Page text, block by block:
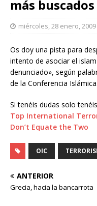
más
miércoles, 28 enero, 2009
Os doy una pista para
intento de asociar el
denunciado», según
de la Conferencia Islámica.
Si tenéis dudas solo
Top International
Don’t Equate the Two
OIC
ANTERIOR
Grecia, hacia la bancarrota